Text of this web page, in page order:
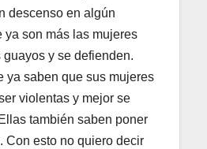
descenso en algún
ya son más las mujeres
y se defienden.
ya saben que sus mujeres
violentas y mejor se
también saben poner
Con esto no quiero decir